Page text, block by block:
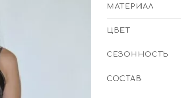
МАТЕРИАЛ
ЦВЕТ
СЕЗОННОСТЬ
СОСТАВ